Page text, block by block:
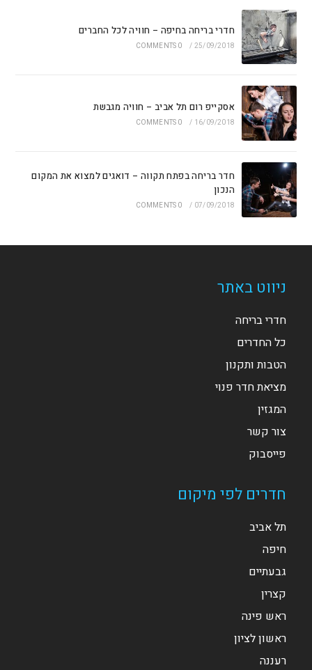
חדרי בריחה בחיפה – חוויה לכל החברים
25/09/2018
/
0 COMMENTS
אסקייפ רום תל אביב – חוויה מגבשת
16/09/2018
/
0 COMMENTS
חדר בריחה בפתח תקווה – דואגים למצוא את המקום
הנכון
07/09/2018
/
0 COMMENTS
ניווט באתר
חדרי בריחה
כל החדרים
הטבות ותקנון
מציאת חדר פנוי
המגזין
צור קשר
פייסבוק
חדרים לפי מיקום
תל אביב
חיפה
גבעתיים
קצרין
ראש פינה
ראשון לציון
רעננה